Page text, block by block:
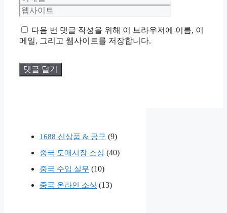
일
사
트
다음 번 댓글 작성을 위해 이 브라우저에 이름, 이
메일, 그리고 웹사이트를 저장합니다.
1688 신상품 & 공구 (9)
중국 도매시장 소싱 (40)
중국 수입 실무 (10)
중국 온라인 소싱 (13)